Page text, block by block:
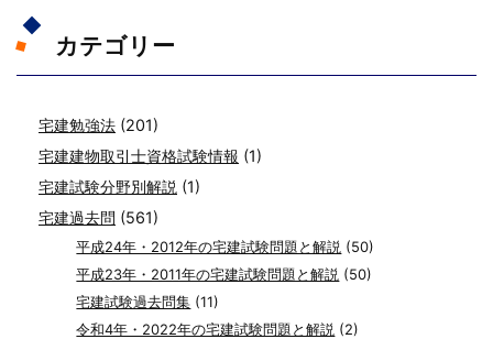
カテゴリー
宅建勉強法 (201)
宅建建物取引士資格試験情報 (1)
宅建試験分野別解説 (1)
宅建過去問 (561)
平成24年・2012年の宅建試験問題と解説 (50)
平成23年・2011年の宅建試験問題と解説 (50)
宅建試験過去問集 (11)
令和4年・2022年の宅建試験問題と解説 (2)